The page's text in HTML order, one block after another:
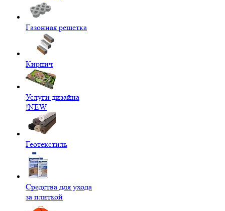
Газонная решетка
Кирпич
Услуги дизайна
!NEW
Геотекстиль
Средства для ухода
за плиткой